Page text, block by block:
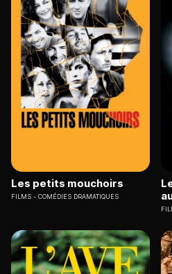
Les petits mouchoirs
FILMS COMÉDIES DRAMATIQUES